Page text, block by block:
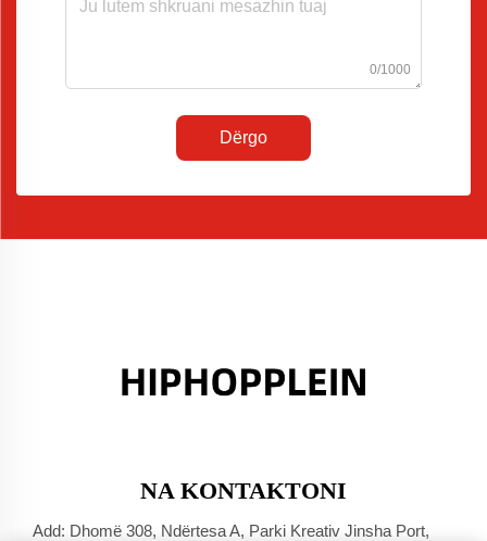
0/1000
Dërgo
NA KONTAKTONI
Add: Dhomë 308, Ndërtesa A, Parki Kreativ Jinsha Port,